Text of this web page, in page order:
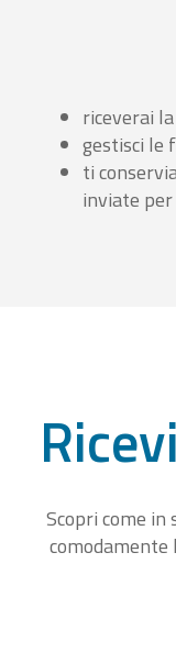
riceverai
gestisci le
ti
inviate
Scopri come in